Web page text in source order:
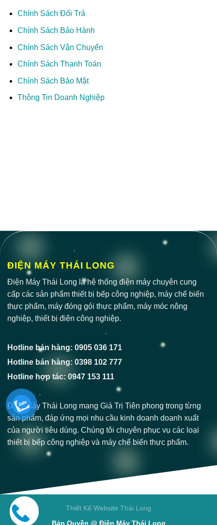
Chính Sách Đổi Trả
Chính Sách Bảo Hành
Chính Sách Vận Chuyển
Chính Sách Thanh Toán
Chính Sách Bảo Mật
Thông Tin Doanh Nghiệp
ĐIỆN MÁY THÁI LONG
Điện Máy Thái Long là hệ thống điện máy chuyên cung
cấp các sản phẩm thiết bị bếp công nghiệp, máy chế biến
thực phẩm, máy đóng gói thực phẩm, máy móc nông
nghiệp, thiết bị điện công nghiệp.
Hotline bán hàng: 0905 036 171
Hotline bán hàng: 0398 102 777
Hotline hợp tác: 0947 153 111
Điện Máy Thái Long mang Giá Trị Tiên phong trong từng
sản phẩm, đáp ứng mọi nhu cầu kinh doanh doanh xuất
của người tiêu dùng. Chúng tôi chuyên phục vụ các loại
thiết bị bếp công nghiệp và máy chế biến thực phẩm.
Thiết Kế Website Thái Long
Bản Quyền @ Điện Máy Thái Long